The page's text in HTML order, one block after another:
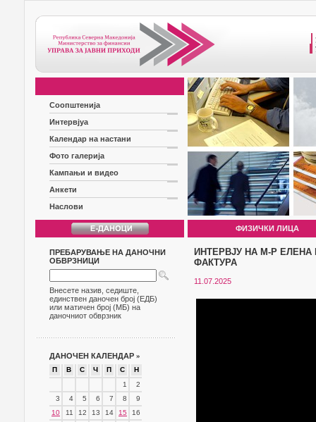
Соопштенија
Интервјуа
Календар на настани
Фото галерија
Кампањи и видео
Анкети
Наслови
ФИЗИЧКИ ЛИЦА
ПРЕБАРУВАЊЕ НА ДАНОЧНИ
ОБВРЗНИЦИ
Внесете назив, седиште,
единствен даночен број (ЕДБ)
или матичен број (МБ) на
даночниот обврзник
ДАНОЧЕН КАЛЕНДАР »
П В С Ч П С
Н
1
2
3
4 5 6 7 8
9
10
11 12 13 14 15
16
ИНТЕРВЈУ НА М-Р
ФАКТУРА
11.07.2025